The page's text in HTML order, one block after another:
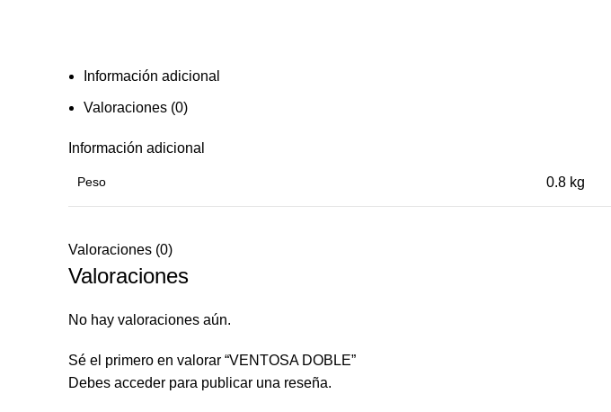
Información adicional
Valoraciones (0)
Información adicional
Peso 0.8 kg
Valoraciones (0)
Valoraciones
No hay valoraciones aún.
Sé el primero en valorar “VENTOSA DOBLE”
Debes acceder para publicar una reseña.